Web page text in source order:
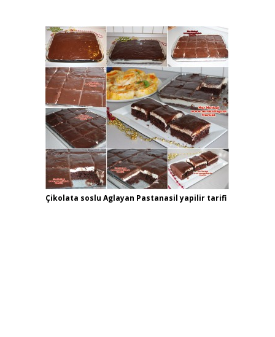
Çikolata soslu Aglayan Pastanasil yapilir tarifi